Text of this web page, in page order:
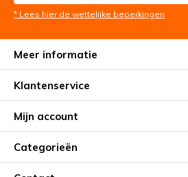
* Lees hier de wettelijke beperkingen
Meer informatie
Klantenservice
Mijn account
Categorieën